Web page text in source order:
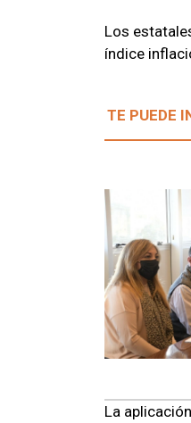
Los
índice
TE PUEDE
La